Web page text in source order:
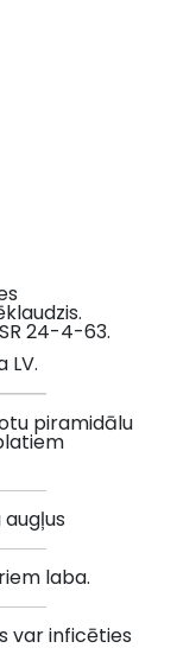
24-4-63.
LV.
piramidālu
laba.
var inficēties